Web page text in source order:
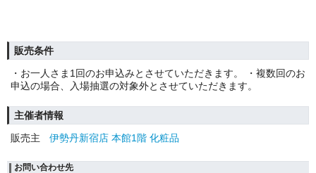
販売条件
・お一人さま1回のお申込みとさせていただきます。 ・複数回のお
申込の場合、入場抽選の対象外とさせていただきます。
主催者情報
販売主
伊勢丹新宿店 本館1階 化粧品
お問い合わせ先